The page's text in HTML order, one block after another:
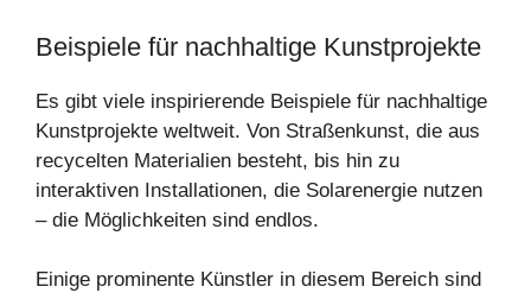
Beispiele für nachhaltige Kunstprojekte
Es gibt viele inspirierende Beispiele für nachhaltige
Kunstprojekte weltweit. Von Straßenkunst, die aus
recycelten Materialien besteht, bis hin zu
interaktiven Installationen, die Solarenergie nutzen
– die Möglichkeiten sind endlos.
Einige prominente Künstler in diesem Bereich sind